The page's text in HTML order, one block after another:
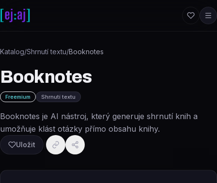
Katalog/Shrnutí textu/Booknotes
Booknotes
Freemium Shrnutí textu
Booknotes je AI nástroj, který generuje shrnutí knih a
umožňuje klást otázky přímo obsahu knihy.
Uložit